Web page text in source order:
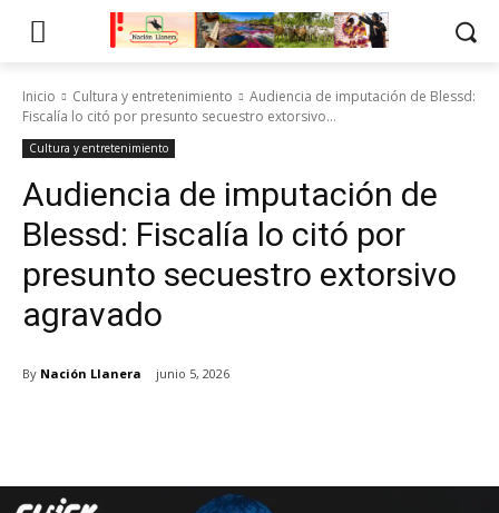
Inicio Cultura y entretenimiento
Audiencia de imputación de Blessd:
Fiscalía lo citó por presunto secuestro extorsivo...
Cultura y entretenimiento
Audiencia de imputación de
Blessd: Fiscalía lo citó por
presunto secuestro extorsivo
agravado
By Nación Llanera junio 5, 2026